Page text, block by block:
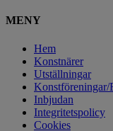
MENY
Hem
Konstnärer
Utställningar
Konstföreningar/
Inbjudan
Integritetspolicy
Cookies